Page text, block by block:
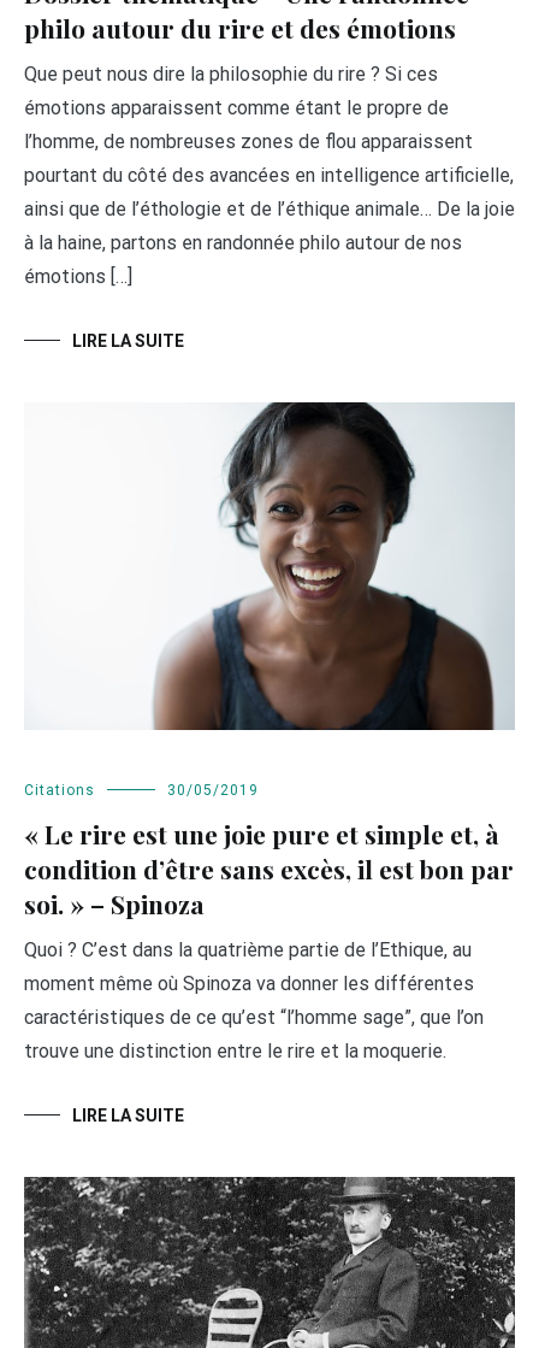
philo autour du rire et des émotions
Que peut nous dire la philosophie du rire ? Si ces
émotions apparaissent comme étant le propre de
l’homme, de nombreuses zones de flou apparaissent
pourtant du côté des avancées en intelligence artificielle,
ainsi que de l’éthologie et de l’éthique animale… De la joie
à la haine, partons en randonnée philo autour de nos
émotions […]
LIRE LA SUITE
Citations 30/05/2019
« Le rire est une joie pure et simple et, à
condition d’être sans excès, il est bon par
soi. » – Spinoza
Quoi ? C’est dans la quatrième partie de l’Ethique, au
moment même où Spinoza va donner les différentes
caractéristiques de ce qu’est “l’homme sage”, que l’on
trouve une distinction entre le rire et la moquerie.
LIRE LA SUITE